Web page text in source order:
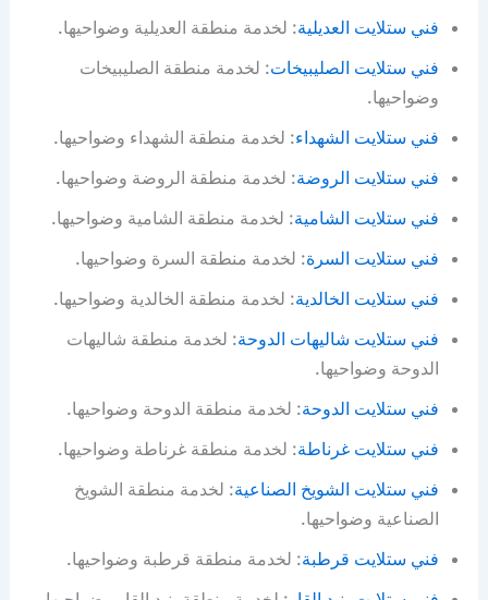
فني ستلايت العديلية: لخدمة منطقة العديلية وضواحيها.
فني ستلايت الصليبيخات: لخدمة منطقة الصليبيخات
وضواحيها.
فني ستلايت الشهداء: لخدمة منطقة الشهداء وضواحيها.
فني ستلايت الروضة: لخدمة منطقة الروضة وضواحيها.
فني ستلايت الشامية: لخدمة منطقة الشامية وضواحيها.
فني ستلايت السرة: لخدمة منطقة السرة وضواحيها.
فني ستلايت الخالدية: لخدمة منطقة الخالدية وضواحيها.
فني ستلايت شاليهات الدوحة: لخدمة منطقة شاليهات
الدوحة وضواحيها.
فني ستلايت الدوحة: لخدمة منطقة الدوحة وضواحيها.
فني ستلايت غرناطة: لخدمة منطقة غرناطة وضواحيها.
فني ستلايت الشويخ الصناعية: لخدمة منطقة الشويخ
الصناعية وضواحيها.
فني ستلايت قرطبة: لخدمة منطقة قرطبة وضواحيها.